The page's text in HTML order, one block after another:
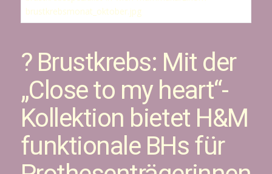
? Brustkrebs: Mit der
„Close to my heart“-
Kollektion bietet H&M
funktionale BHs für